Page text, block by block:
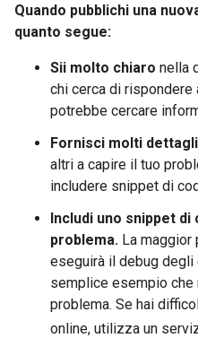
Quando pubblichi una
quanto segue:
Sii molto chiaro nella
chi cerca di rispondere
potrebbe cercare
Fornisci molti dettagli
altri a capire il tuo
includere snippet di
Includi uno snippet
problema. La maggior
eseguirà il debug degli
semplice esempio
problema. Se hai
online, utilizza un